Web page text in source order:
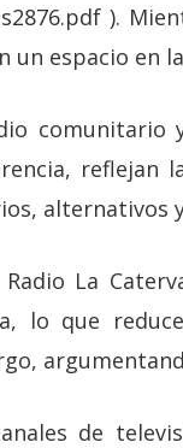
).
un espacio en
comunitario
reflejan
alternativos
La
lo que
de